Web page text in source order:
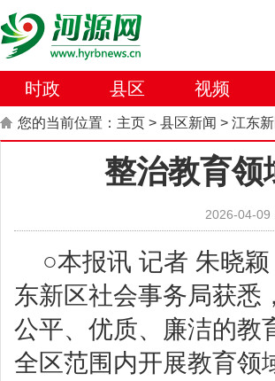
时政 县区 视频
您的当前位置： 主页 > 县区新闻 > 江东
整治教育领
2026-04-09
○本报讯 记者 朱晓
东新区社会事务局获悉
公平、优质、廉洁的教
全区范围内开展教育领